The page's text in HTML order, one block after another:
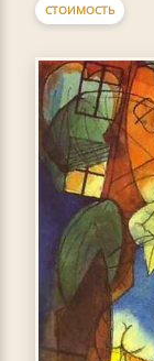
СТОИМОСТЬ